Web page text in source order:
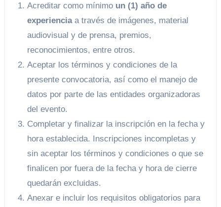
Acreditar como mínimo un (1) año de
experienciaa través de imágenes, material
audiovisual y de prensa, premios,
reconocimientos, entre otros.
Aceptar los términos y condiciones de la
presente convocatoria, así como el manejo de
datos por parte de las entidades organizadoras
del evento.
Completar y finalizar la inscripción en la fecha y
hora establecida. Inscripciones incompletas y
sin aceptar los términos y condiciones o que se
finalicen por fuera de la fecha y hora de cierre
quedarán excluidas.
Anexar e incluir los requisitos obligatorios para